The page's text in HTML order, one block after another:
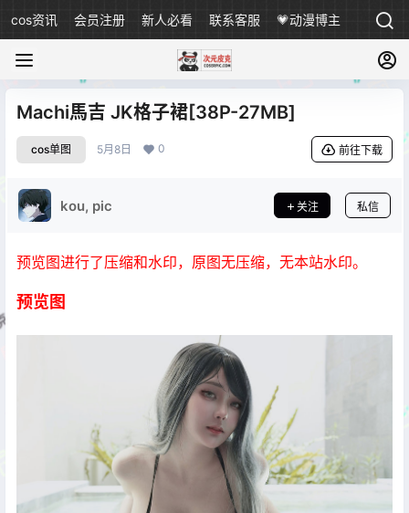
cos资讯 会员注册 新人必看 联系客服 💗动漫博主
Machi馬吉 JK格子裙[38P-27MB]
cos单图 5月8日 0 前往下载
kou, pic 关注 私信
预览图进行了压缩和水印，原图无压缩，无本站水印。
预览图